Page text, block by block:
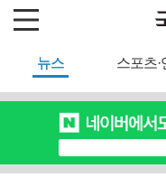
뉴스 스포츠·